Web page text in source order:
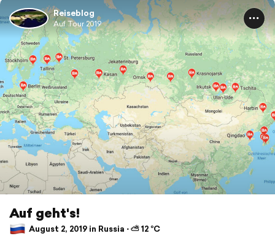
Reiseblog
Auf Tour 2019
Auf geht's!
August 2, 2019 in Russia ⋅ ⛅ 12 °C